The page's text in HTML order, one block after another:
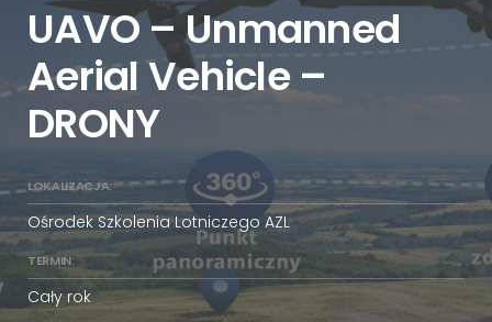
UAVO – Unmanned
Aerial Vehicle –
DRONY
LOKALIZACJA:
Ośrodek Szkolenia Lotniczego AZL
TERMIN:
Cały rok